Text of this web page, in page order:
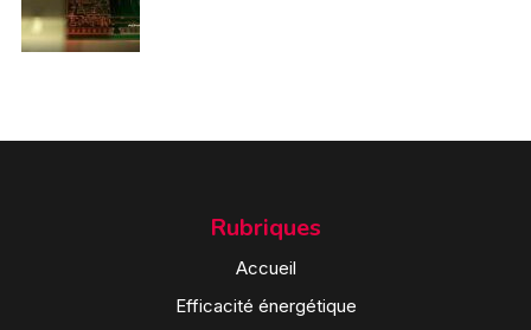
Rubriques
Accueil
Efficacité énergétique